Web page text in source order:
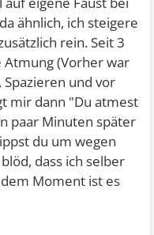
ähnlich, ich steigere
rein. Seit 3
Atmung (Vorher war
und vor
mir dann "Du atmest
paar Minuten später
du um wegen
dass ich selber
Moment ist es